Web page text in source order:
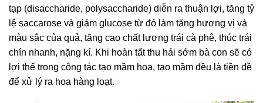
tạp (disaccharide, polysaccharide) diễn ra thuận lợi, tăng tỷ
lệ saccarose và giảm glucose từ đó làm tăng hương vị và
màu sắc của quả, tăng cao chất lượng trái cà phê, thúc trái
chín nhanh, nặng kí. Khi hoàn tất thu hái sớm bà con sẽ có
lợi thế trong công tác tạo mầm hoa, tạo mầm đều là tiền đề
để xử lý ra hoa hàng loạt.